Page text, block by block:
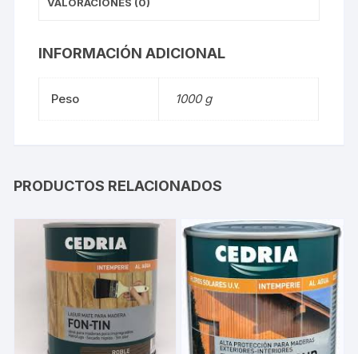
VALORACIONES (0)
INFORMACIÓN ADICIONAL
Peso 1000 g
PRODUCTOS RELACIONADOS